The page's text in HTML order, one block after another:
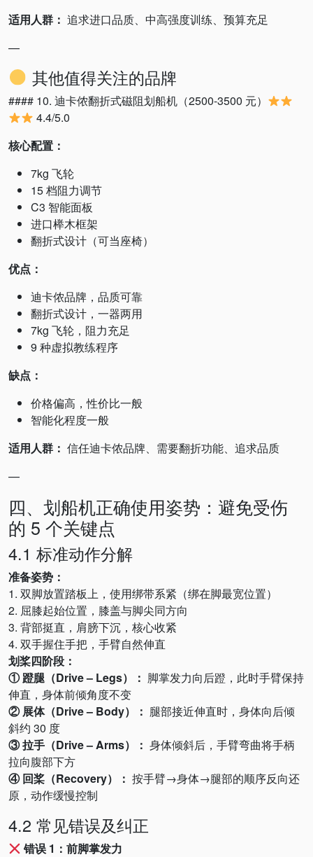
适用人群： 追求进口品质、中高强度训练、预算充足
—
其他值得关注的品牌
#### 10. 迪卡侬翻折式磁阻划船机（2500-3500 元）
4.4/5.0
核心配置：
7kg 飞轮
15 档阻力调节
C3 智能面板
进口榉木框架
翻折式设计（可当座椅）
优点：
迪卡侬品牌，品质可靠
翻折式设计，一器两用
7kg 飞轮，阻力充足
9 种虚拟教练程序
缺点：
价格偏高，性价比一般
智能化程度一般
适用人群： 信任迪卡侬品牌、需要翻折功能、追求品质
—
四、划船机正确使用姿势：避免受伤
的 5 个关键点
4.1 标准动作分解
准备姿势：
1. 双脚放置踏板上，使用绑带系紧（绑在脚最宽位置）
2. 屈膝起始位置，膝盖与脚尖同方向
3. 背部挺直，肩膀下沉，核心收紧
4. 双手握住手把，手臂自然伸直
划桨四阶段：
① 蹬腿（Drive – Legs）： 脚掌发力向后蹬，此时手臂保持
伸直，身体前倾角度不变
② 展体（Drive – Body）： 腿部接近伸直时，身体向后倾
斜约 30 度
③ 拉手（Drive – Arms）： 身体倾斜后，手臂弯曲将手柄
拉向腹部下方
④ 回桨（Recovery）： 按手臂→身体→腿部的顺序反向还
原，动作缓慢控制
4.2 常见错误及纠正
错误 1：前脚掌发力